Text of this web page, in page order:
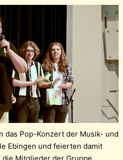
das Pop-Konzert der Musik- und
Ebingen und feierten damit